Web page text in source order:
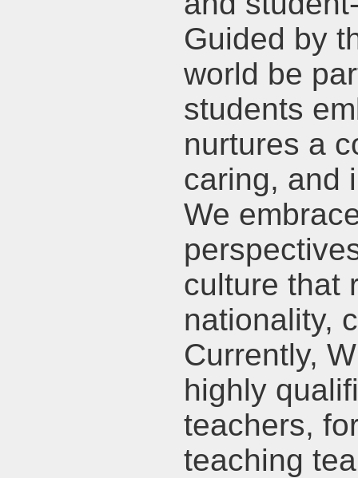
Guided by
world be
students
nurtures a
caring, and
We
culture that
nationality,
Currently,
highly
teachers,
teaching